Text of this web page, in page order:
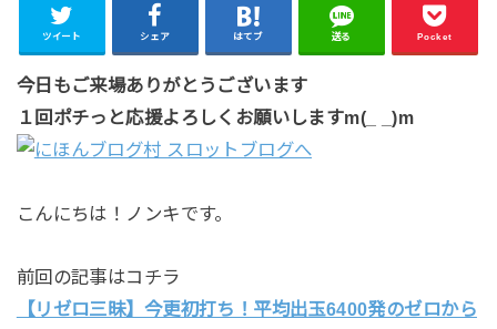
ツイート シェア はてブ 送る Pocket
今日もご来場ありがとうございます
１回ポチっと応援よろしくお願いしますm(_ _)m
こんにちは！ノンキです。
前回の記事はコチラ
【リゼロ三昧】今更初打ち！平均出玉6400発のゼロから